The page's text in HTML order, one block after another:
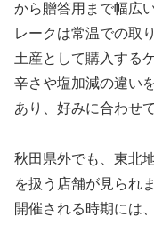
から贈答用まで幅広
レークは常温での取
土産として購入する
辛さや塩加減の違い
あり、好みに合わせ
秋田県外でも、東北
を扱う店舗が見られ
開催される時期には